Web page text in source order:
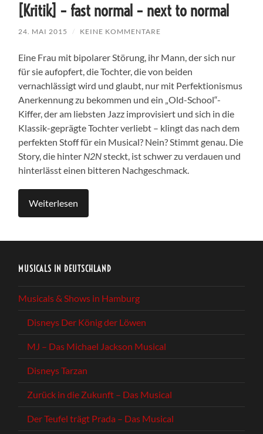
[Kritik] – fast normal – next to normal
24. MAI 2015 / KEINE KOMMENTARE
Eine Frau mit bipolarer Störung, ihr Mann, der sich nur
für sie aufopfert, die Tochter, die von beiden
vernachlässigt wird und glaubt, nur mit Perfektionismus
Anerkennung zu bekommen und ein „Old-School“-
Kiffer, der am liebsten Jazz improvisiert und sich in die
Klassik-geprägte Tochter verliebt – klingt das nach dem
perfekten Stoff für ein Musical? Nein? Stimmt genau. Die
Story, die hinter N2Nsteckt, ist schwer zu verdauen und
hinterlässt einen bitteren Nachgeschmack.
Weiterlesen
MUSICALS IN DEUTSCHLAND
Musicals & Shows in Hamburg
Disneys Der König der Löwen
MJ – Das Michael Jackson Musical
Disneys Tarzan
Zurück in die Zukunft – Das Musical
Der Teufel trägt Prada – Das Musical